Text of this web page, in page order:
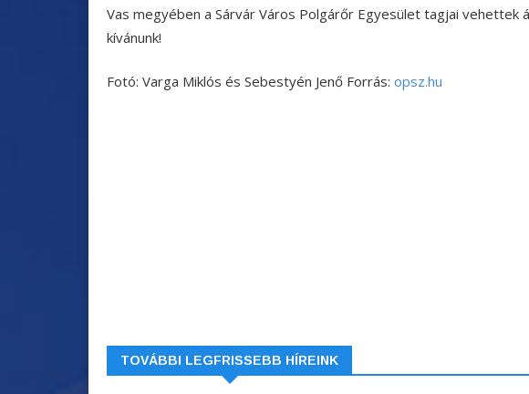
Vas megyében a Sárvár Város Polgárőr Egyesület tagjai
kívánunk!
Fotó: Varga Miklós és Sebestyén Jenő Forrás: opsz.hu
TOVÁBBI LEGFRISSEBB HÍREINK